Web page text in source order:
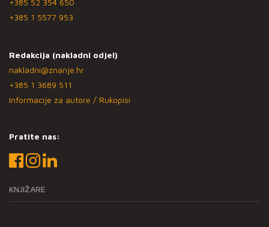
+385 52 354 650
+385 1 5577 953
Redakcija (nakladni odjel)
nakladni@znanje.hr
+385 1 3689 511
Informacije za autore / Rukopisi
Pratite nas:
KNJIŽARE